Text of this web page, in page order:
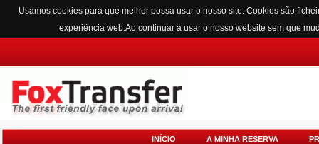
Usamos cookies para que melhor possa usar o nosso site. Cookies são
experiência web.Ao continuar a usar o nosso website sem que
INÍCIO A MINHA RESERVA